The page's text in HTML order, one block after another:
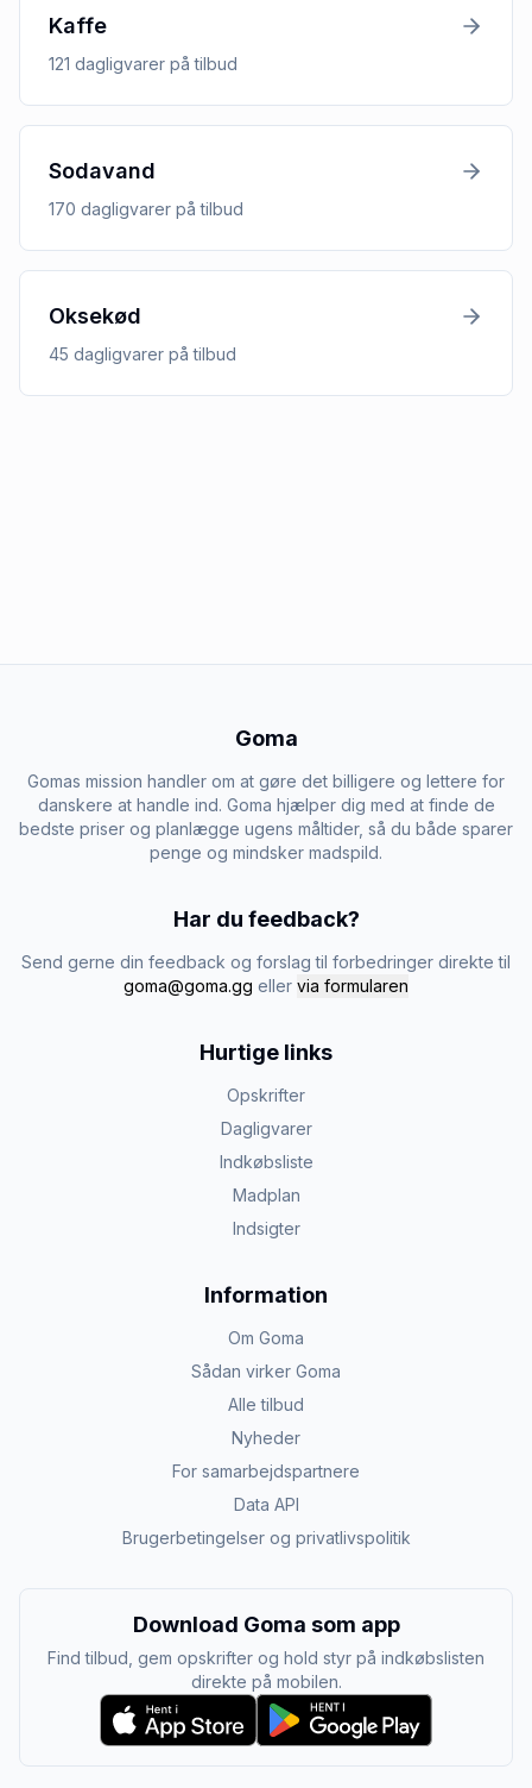
Kaffe
121 dagligvarer på tilbud
Sodavand
170 dagligvarer på tilbud
Oksekød
45 dagligvarer på tilbud
Goma
Gomas mission handler om at gøre det billigere og lettere for
danskere at handle ind. Goma hjælper dig med at finde de
bedste priser og planlægge ugens måltider, så du både sparer
penge og mindsker madspild.
Har du feedback?
Send gerne din feedback og forslag til forbedringer direkte til
goma@goma.gg eller via formularen
Hurtige links
Opskrifter
Dagligvarer
Indkøbsliste
Madplan
Indsigter
Information
Om Goma
Sådan virker Goma
Alle tilbud
Nyheder
For samarbejdspartnere
Data API
Brugerbetingelser og privatlivspolitik
Download Goma som app
Find tilbud, gem opskrifter og hold styr på indkøbslisten
direkte på mobilen.